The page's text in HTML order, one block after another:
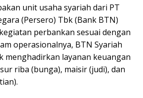
unit usaha syariah dari PT
(Persero) Tbk (Bank BTN)
perbankan sesuai dengan
operasionalnya, BTN Syariah
menghadirkan layanan keuangan
riba (bunga), maisir (judi), dan